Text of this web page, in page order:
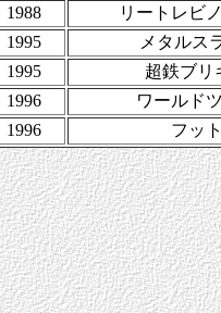
1988
リートレビ
1995
メタルス
1995
超鉄ブリ
1996
ワールド
1996
フッ